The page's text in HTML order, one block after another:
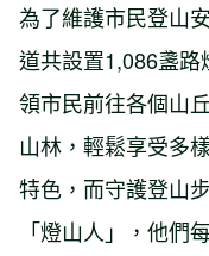
為了維護市民登山
道共設置1,086盞
領市民前往各個山
山林，輕鬆享受多
特色，而守護登山
「燈山人」，他們